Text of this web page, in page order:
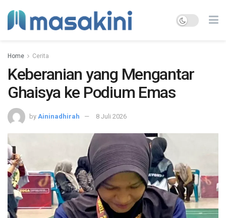
Home Cerita
Keberanian yang Mengantar
Ghaisya ke Podium Emas
by Aininadhirah 8 Juli 2026